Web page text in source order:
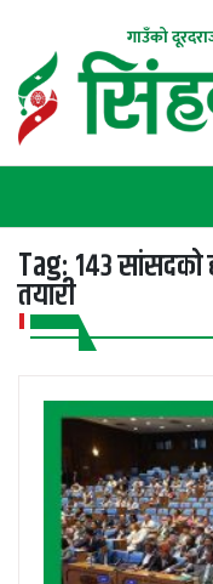
गाउँको
Tag:१४३ सांसदको
तयारी